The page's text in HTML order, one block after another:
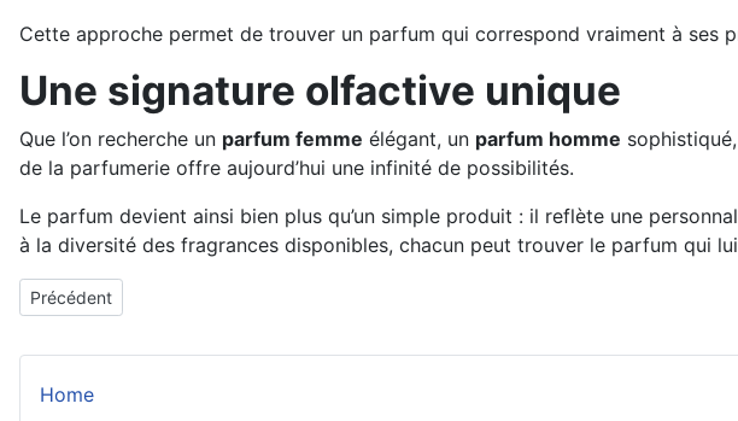
Cette approche permet de trouver un parfum qui correspond vraiment à ses
Une signature olfactive unique
Que l’on recherche un parfum femme élégant, un parfum homme
de la parfumerie offre aujourd’hui une infinité de possibilités.
Le parfum devient ainsi bien plus qu’un simple produit : il reflète une
à la diversité des fragrances disponibles, chacun peut trouver le parfum qui
Article précédent : Installation paratonnerre : sécuriser vos infrastructures face aux
Précédent
Home